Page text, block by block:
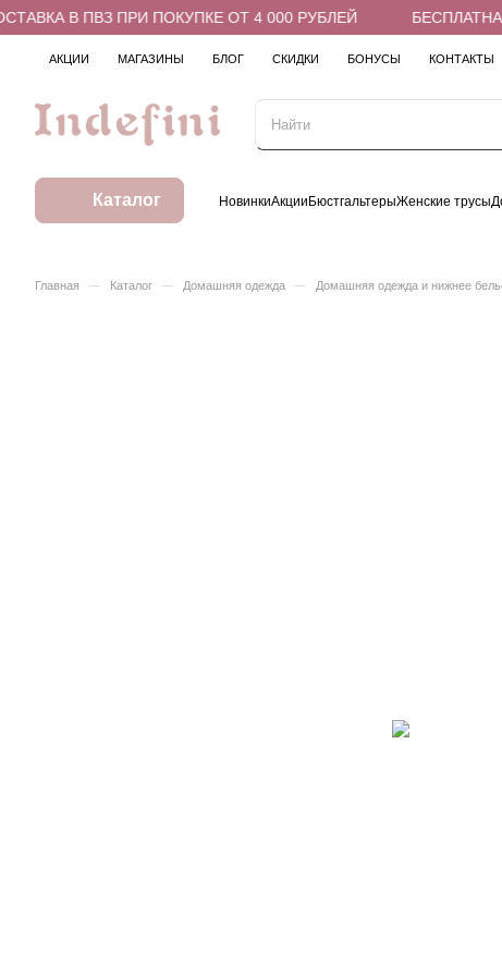
В ПВЗ ПРИ ПОКУПКЕ ОТ 4 000 РУБЛЕЙ
АКЦИИ МАГАЗИНЫ БЛОГ СКИДКИ БОНУСЫ КОНТАКТЫ
Каталог НовинкиАкцииБюстгальтерыЖенские трусы
Главная – Каталог – Домашняя одежда – Домашняя одежда и нижнее